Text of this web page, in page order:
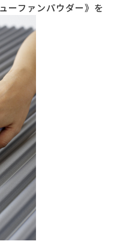
ーファンパウダー》を